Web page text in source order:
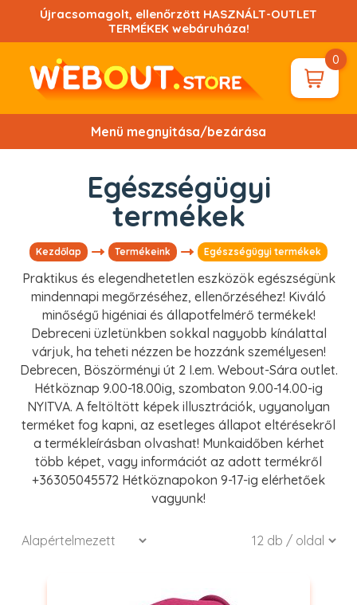
tartalomhoz!
Újracsomagolt, ellenőrzött HASZNÁLT-OUTLET
TERMÉKEK webáruháza!
0
Menü megnyitása/bezárása
Egészségügyi
termékek
Kezdőlap Termékeink Egészségügyi termékek
Praktikus és elegendhetetlen eszközök egészségünk
mindennapi megőrzéséhez, ellenőrzéséhez! Kiváló
minőségű higéniai és állapotfelmérő termékek!
Debreceni üzletünkben sokkal nagyobb kínálattal
várjuk, ha teheti nézzen be hozzánk személyesen!
Debrecen, Böszörményi út 2 I.em. Webout-Sára outlet.
Hétköznap 9.00-18.00ig, szombaton 9.00-14.00-ig
NYITVA. A feltöltött képek illusztrációk, ugyanolyan
terméket fog kapni, az esetleges állapot eltérésekről
a termékleírásban olvashat! Munkaidőben kérhet
több képet, vagy információt az adott termékről
+36305045572 Hétköznapokon 9-17-ig elérhetőek
vagyunk!